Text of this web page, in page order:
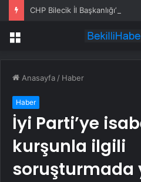
Menü
Anasayfa / Haber
Haber
İyi Parti’ye
kurşunla ilgili
soruşturmada